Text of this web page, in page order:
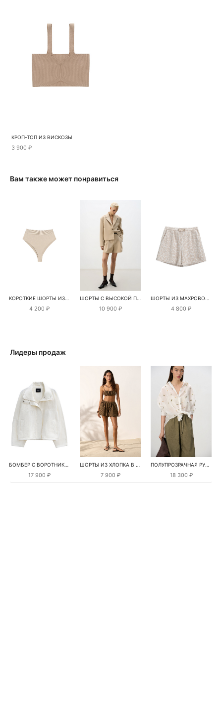
КРОП-ТОП ИЗ ВИСКОЗЫ
3 900 ₽
Вам также может понравиться
КОРОТКИЕ ШОРТЫ ИЗ ВИСКОЗЫ
4 200 ₽
ШОРТЫ С ВЫСОКОЙ ПОСАДКОЙ
10 900 ₽
ШОРТЫ ИЗ МАХРОВОГО ТРИКОТАЖА
4 800 ₽
Лидеры продаж
БОМБЕР С ВОРОТНИКОМ-СТОЙКОЙ
17 900 ₽
ШОРТЫ ИЗ ХЛОПКА В КЛЕТКУ
7 900 ₽
ПОЛУПРОЗРАЧНАЯ РУБАШКА С РОМАШКАМИ
18 300 ₽